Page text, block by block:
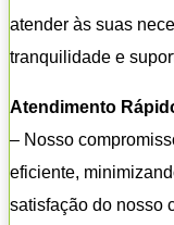
atender às suas
tranquilidade e
Atendimento
– Nosso
eficiente,
satisfação do nosso